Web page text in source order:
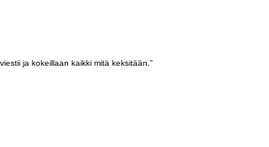
ja kokeillaan kaikki mitä keksitään.”